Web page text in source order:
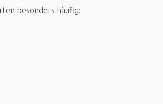
besonders häufig: